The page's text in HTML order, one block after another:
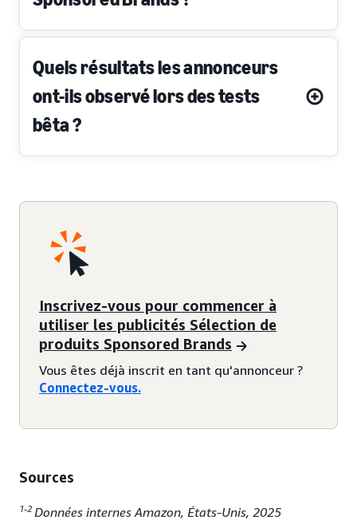
Quels résultats les annonceurs
ont-ils observé lors des tests
bêta ?
Inscrivez-vous pour commencer à
utiliser les publicités Sélection de
produits Sponsored Brands
Vous êtes déjà inscrit en tant qu'annonceur ?
Connectez-vous.
Sources
1-2 Données internes Amazon, États-Unis, 2025